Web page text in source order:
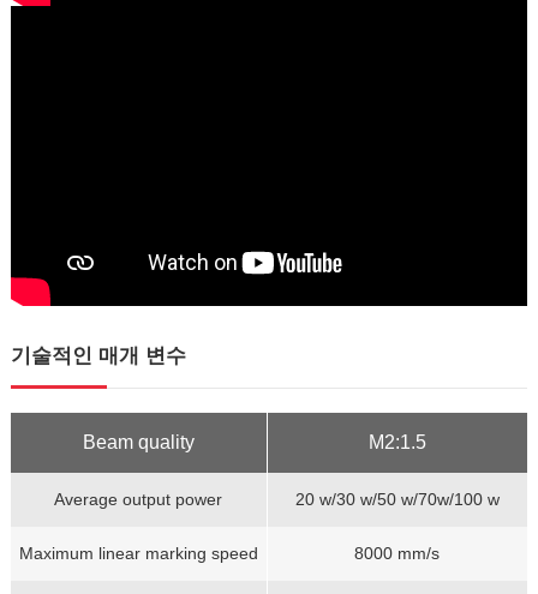
기술적인 매개 변수
Beam quality M2:1.5
Average output power 20 w/30 w/50 w/70w/100 w
Maximum linear marking speed 8000 mm/s